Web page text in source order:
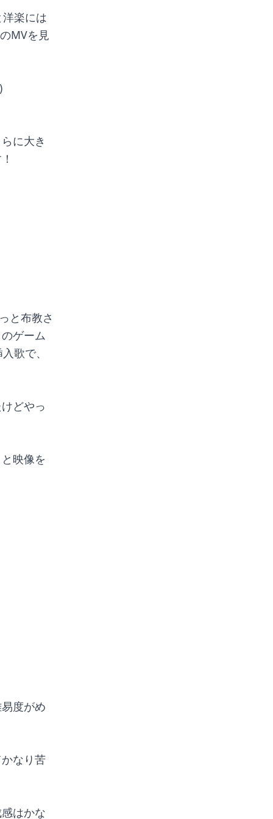
楽には
MVを見
に大き
と布教さ
ゲーム
歌で、
どやっ
映像を
度がめ
なり苦
はかな